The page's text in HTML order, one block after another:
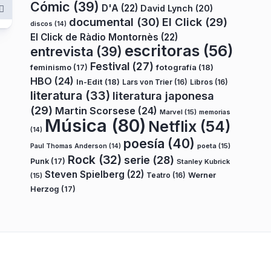
Cómic (39) D'A (22) David Lynch (20)
discos (14) documental (30) El Click (29)
El Click de Ràdio Montornès (22)
entrevista (39) escritoras (56)
feminismo (17) Festival (27) fotografía (18)
HBO (24) In-Edit (18) Lars von Trier (16) Libros (16)
literatura (33) literatura japonesa
(29) Martin Scorsese (24) Marvel (15) memorias
(14) Música (80) Netflix (54)
Paul Thomas Anderson (14) poesía (40) poeta (15)
Punk (17) Rock (32) serie (28) Stanley Kubrick
(15) Steven Spielberg (22) Teatro (16) Werner
Herzog (17)